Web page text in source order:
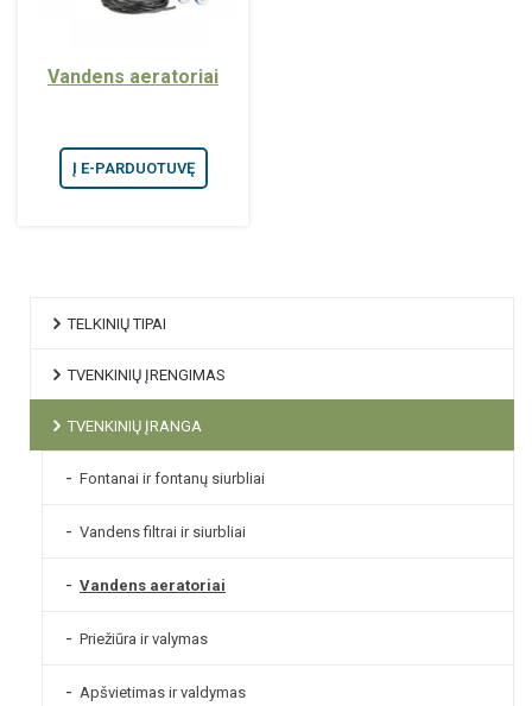
TELKINIŲ TIPAI
TVENKINIŲ ĮRENGIMAS
TVENKINIŲ ĮRANGA
Fontanai ir fontanų siurbliai
Vandens filtrai ir siurbliai
Vandens aeratoriai
Priežiūra ir valymas
Apšvietimas ir valdymas
Vandens aeratoriai
Į E-PARDUOTUVĘ